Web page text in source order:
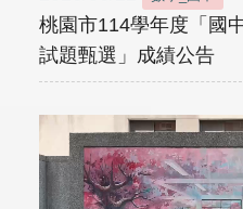
桃園市114學年度「國
試題甄選」成績公告